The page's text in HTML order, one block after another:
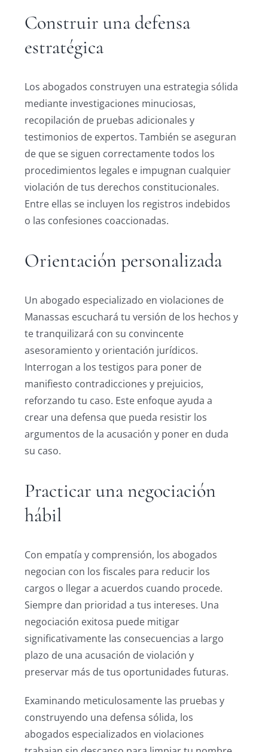
Construir una defensa
estratégica
Los abogados construyen una estrategia sólida
mediante investigaciones minuciosas,
recopilación de pruebas adicionales y
testimonios de expertos. También se aseguran
de que se siguen correctamente todos los
procedimientos legales e impugnan cualquier
violación de tus derechos constitucionales.
Entre ellas se incluyen los registros indebidos
o las confesiones coaccionadas.
Orientación personalizada
Un abogado especializado en violaciones de
Manassas escuchará tu versión de los hechos y
te tranquilizará con su convincente
asesoramiento y orientación jurídicos.
Interrogan a los testigos para poner de
manifiesto contradicciones y prejuicios,
reforzando tu caso. Este enfoque ayuda a
crear una defensa que pueda resistir los
argumentos de la acusación y poner en duda
su caso.
Practicar una negociación
hábil
Con empatía y comprensión, los abogados
negocian con los fiscales para reducir los
cargos o llegar a acuerdos cuando procede.
Siempre dan prioridad a tus intereses. Una
negociación exitosa puede mitigar
significativamente las consecuencias a largo
plazo de una acusación de violación y
preservar más de tus oportunidades futuras.
Examinando meticulosamente las pruebas y
construyendo una defensa sólida, los
abogados especializados en violaciones